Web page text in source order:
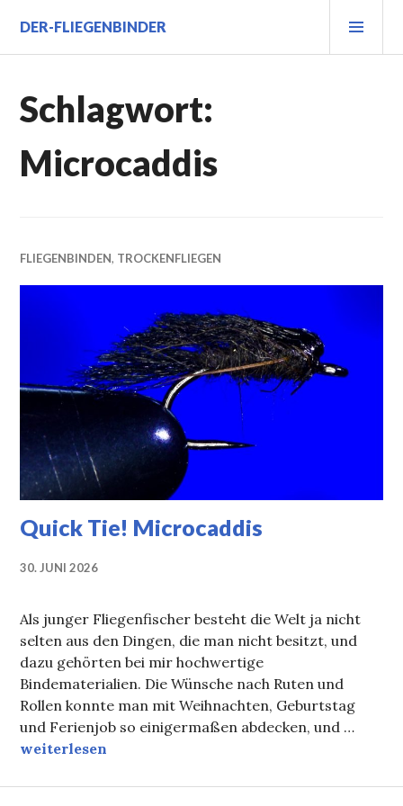
Inhalt
springen
DER-FLIEGENBINDER
Schlagwort:
Microcaddis
FLIEGENBINDEN, TROCKENFLIEGEN
Quick Tie! Microcaddis
30. JUNI 2026
Als junger Fliegenfischer besteht die Welt ja nicht
selten aus den Dingen, die man nicht besitzt, und
dazu gehörten bei mir hochwertige
Bindematerialien. Die Wünsche nach Ruten und
Rollen konnte man mit Weihnachten, Geburtstag
und Ferienjob so einigermaßen abdecken, und …
Quick Tie! Microcaddis
weiterlesen